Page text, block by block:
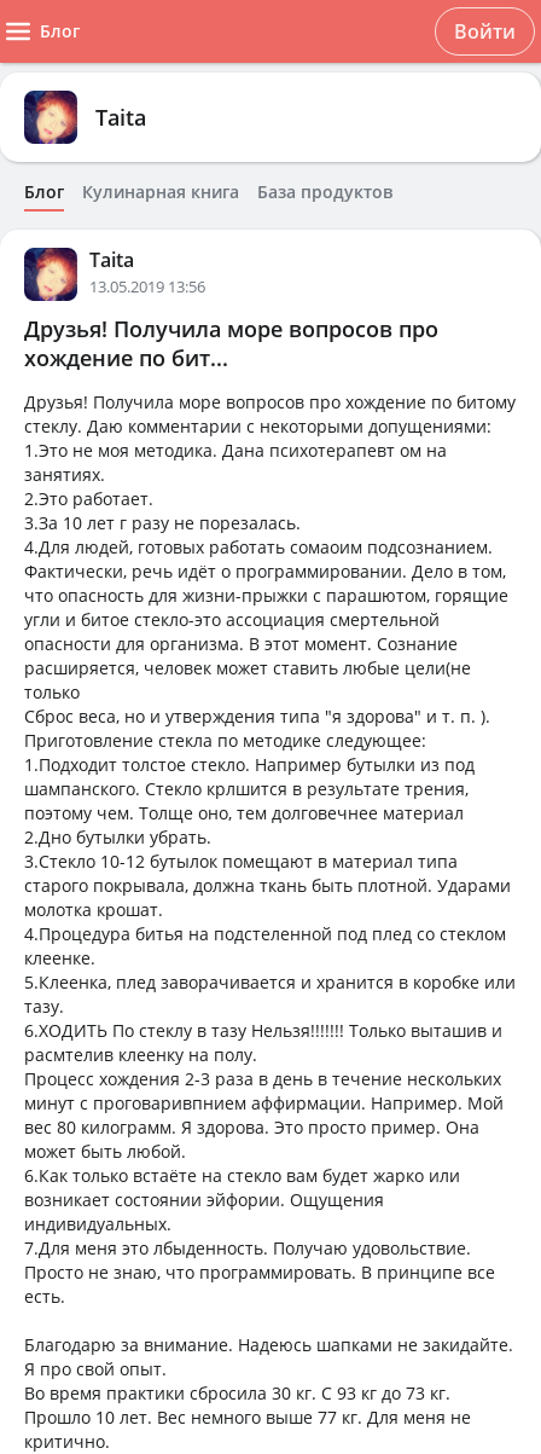
Блог Войти
Taita
Блог Кулинарная книга База продуктов
Taita
13.05.2019 13:56
Друзья! Получила море вопросов про
хождение по бит...
Друзья! Получила море вопросов про хождение по битому
стеклу. Даю комментарии с некоторыми допущениями:
1.Это не моя методика. Дана психотерапевт ом на
занятиях.
2.Это работает.
3.За 10 лет г разу не порезалась.
4.Для людей, готовых работать сомаоим подсознанием.
Фактически, речь идёт о программировании. Дело в том,
что опасность для жизни-прыжки с парашютом, горящие
угли и битое стекло-это ассоциация смертельной
опасности для организма. В этот момент. Сознание
расширяется, человек может ставить любые цели(не
только
Сброс веса, но и утверждения типа "я здорова" и т. п. ).
Приготовление стекла по методике следующее:
1.Подходит толстое стекло. Например бутылки из под
шампанского. Стекло крлшится в результате трения,
поэтому чем. Толще оно, тем долговечнее материал
2.Дно бутылки убрать.
3.Стекло 10-12 бутылок помещают в материал типа
старого покрывала, должна ткань быть плотной. Ударами
молотка крошат.
4.Процедура битья на подстеленной под плед со стеклом
клеенке.
5.Клеенка, плед заворачивается и хранится в коробке или
тазу.
6.ХОДИТЬ По стеклу в тазу Нельзя!!!!!!! Только выташив и
расмтелив клеенку на полу.
Процесс хождения 2-3 раза в день в течение нескольких
минут с проговаривпнием аффирмации. Например. Мой
вес 80 килограмм. Я здорова. Это просто пример. Она
может быть любой.
6.Как только встаёте на стекло вам будет жарко или
возникает состоянии эйфории. Ощущения
индивидуальных.
7.Для меня это лбыденность. Получаю удовольствие.
Просто не знаю, что программировать. В принципе все
есть.
Благодарю за внимание. Надеюсь шапками не закидайте.
Я про свой опыт.
Во время практики сбросила 30 кг. С 93 кг до 73 кг.
Прошло 10 лет. Вес немного выше 77 кг. Для меня не
критично.